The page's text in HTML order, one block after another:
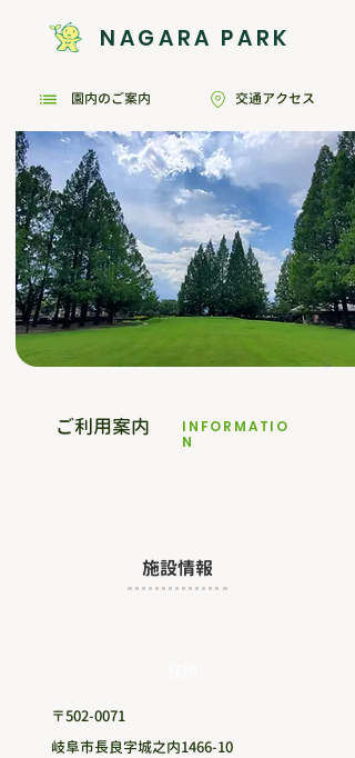
NAGARA PARK
園内のご案内 交通アクセス
ご利用案内
INFORMATIO
N
​施設情報
〒502-0071
岐阜市長良字城之内1466-10